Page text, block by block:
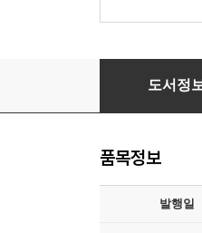
Black Hat
도서정
품목정보
발행일